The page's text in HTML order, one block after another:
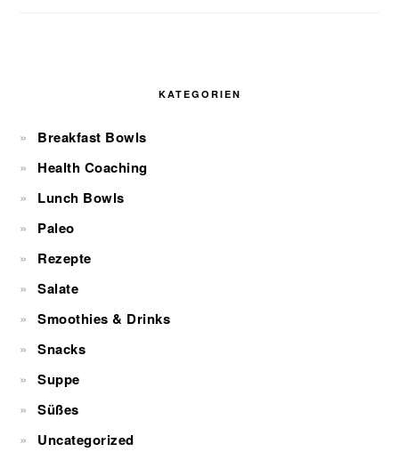
KATEGORIEN
Breakfast Bowls
Health Coaching
Lunch Bowls
Paleo
Rezepte
Salate
Smoothies & Drinks
Snacks
Suppe
Süßes
Uncategorized